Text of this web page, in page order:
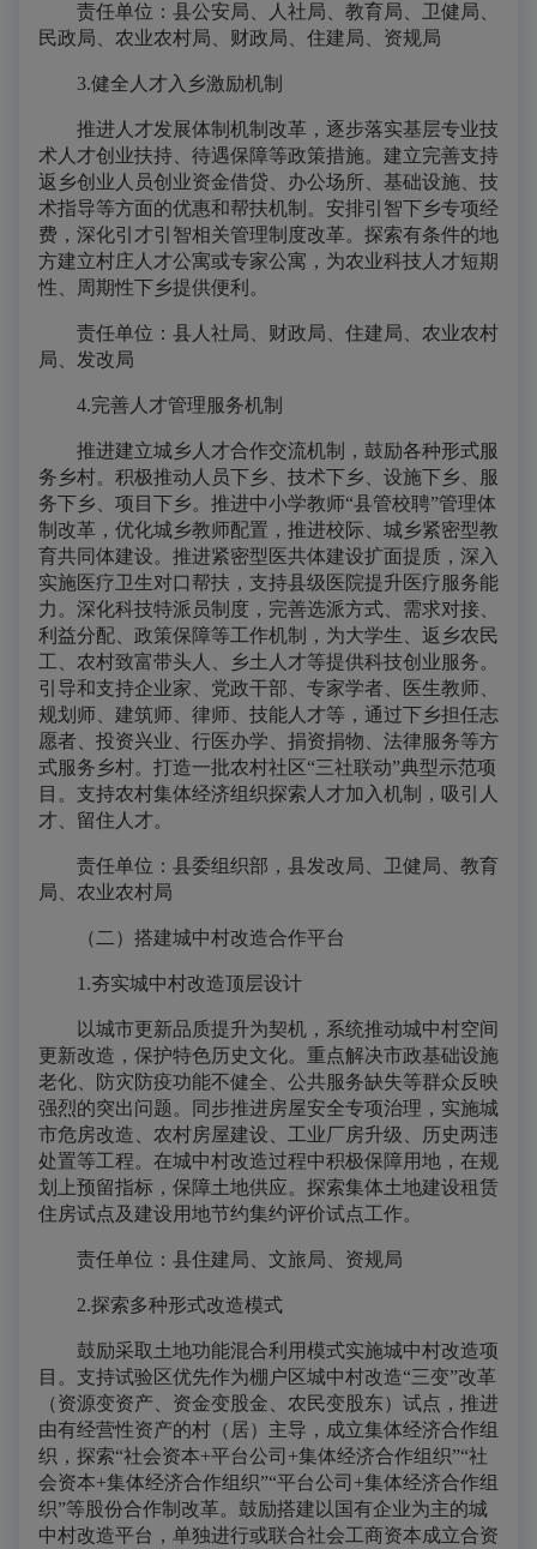
责任单位：县公安局、人社局、教育局、卫健局、
民政局、农业农村局、财政局、住建局、资规局
3.健全人才入乡激励机制
推进人才发展体制机制改革，逐步落实基层专业技
术人才创业扶持、待遇保障等政策措施。建立完善支持
返乡创业人员创业资金借贷、办公场所、基础设施、技
术指导等方面的优惠和帮扶机制。安排引智下乡专项经
费，深化引才引智相关管理制度改革。探索有条件的地
方建立村庄人才公寓或专家公寓，为农业科技人才短期
性、周期性下乡提供便利。
责任单位：县人社局、财政局、住建局、农业农村
局、发改局
4.完善人才管理服务机制
推进建立城乡人才合作交流机制，鼓励各种形式服
务乡村。积极推动人员下乡、技术下乡、设施下乡、服
务下乡、项目下乡。推进中小学教师“县管校聘”管理体
制改革，优化城乡教师配置，推进校际、城乡紧密型教
育共同体建设。推进紧密型医共体建设扩面提质，深入
实施医疗卫生对口帮扶，支持县级医院提升医疗服务能
力。深化科技特派员制度，完善选派方式、需求对接、
利益分配、政策保障等工作机制，为大学生、返乡农民
工、农村致富带头人、乡土人才等提供科技创业服务。
引导和支持企业家、党政干部、专家学者、医生教师、
规划师、建筑师、律师、技能人才等，通过下乡担任志
愿者、投资兴业、行医办学、捐资捐物、法律服务等方
式服务乡村。打造一批农村社区“三社联动”典型示范项
目。支持农村集体经济组织探索人才加入机制，吸引人
才、留住人才。
责任单位：县委组织部，县发改局、卫健局、教育
局、农业农村局
（二）搭建城中村改造合作平台
1.夯实城中村改造顶层设计
以城市更新品质提升为契机，系统推动城中村空间
更新改造，保护特色历史文化。重点解决市政基础设施
老化、防灾防疫功能不健全、公共服务缺失等群众反映
强烈的突出问题。同步推进房屋安全专项治理，实施城
市危房改造、农村房屋建设、工业厂房升级、历史两违
处置等工程。在城中村改造过程中积极保障用地，在规
划上预留指标，保障土地供应。探索集体土地建设租赁
住房试点及建设用地节约集约评价试点工作。
责任单位：县住建局、文旅局、资规局
2.探索多种形式改造模式
鼓励采取土地功能混合利用模式实施城中村改造项
目。支持试验区优先作为棚户区城中村改造“三变”改革
（资源变资产、资金变股金、农民变股东）试点，推进
由有经营性资产的村（居）主导，成立集体经济合作组
织，探索“社会资本+平台公司+集体经济合作组织”“社
会资本+集体经济合作组织”“平台公司+集体经济合作组
织”等股份合作制改革。鼓励搭建以国有企业为主的城
中村改造平台，单独进行或联合社会工商资本成立合资